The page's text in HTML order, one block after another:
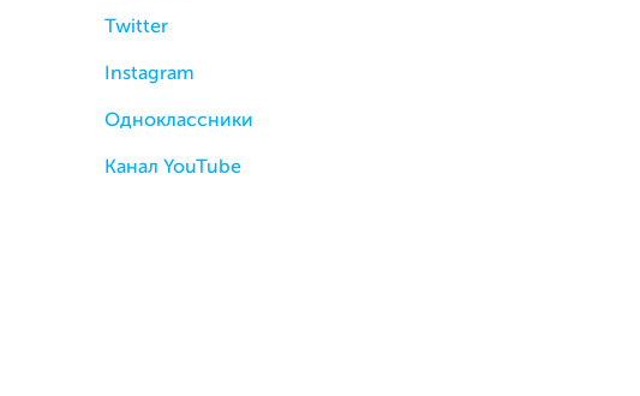
Twitter
Instagram
Одноклассники
Канал YouTube